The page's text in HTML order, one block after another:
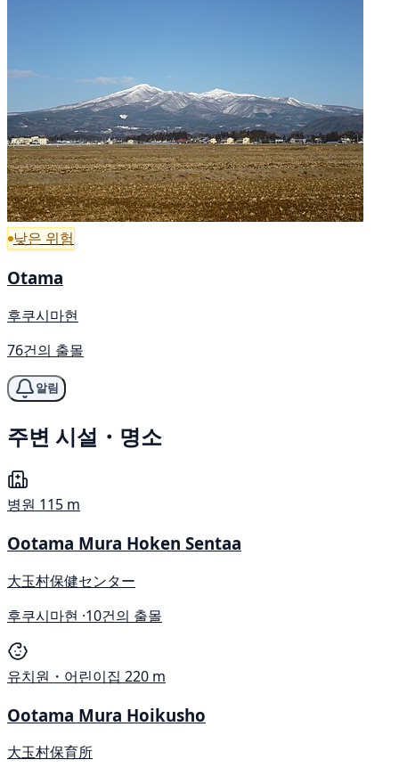
낮은 위험
Otama
후쿠시마현
76건의 출몰
알림
주변 시설・명소
병원 115 m
Ootama Mura Hoken Sentaa
大玉村保健センター
후쿠시마현 ·10건의 출몰
유치원・어린이집 220 m
Ootama Mura Hoikusho
大玉村保育所